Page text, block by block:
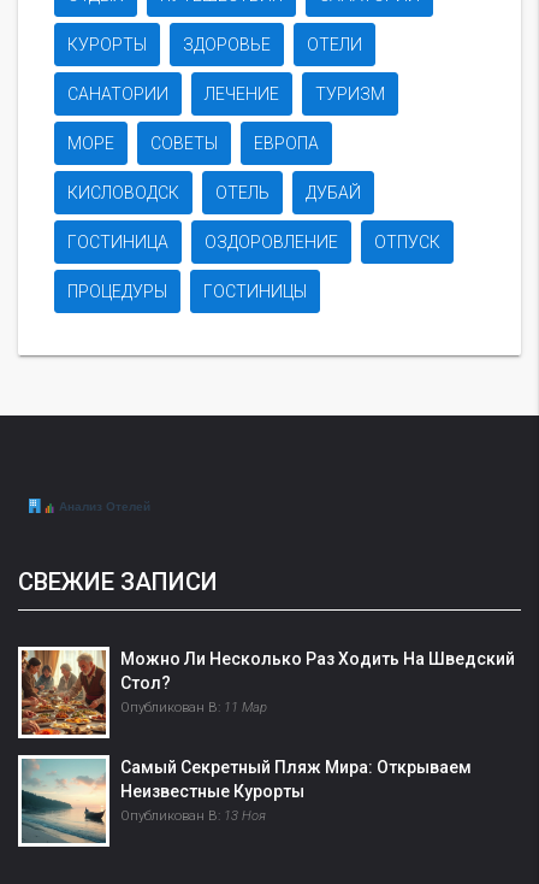
КУРОРТЫ ЗДОРОВЬЕ ОТЕЛИ
САНАТОРИИ ЛЕЧЕНИЕ ТУРИЗМ
МОРЕ СОВЕТЫ ЕВРОПА
КИСЛОВОДСК ОТЕЛЬ ДУБАЙ
ГОСТИНИЦА ОЗДОРОВЛЕНИЕ ОТПУСК
ПРОЦЕДУРЫ ГОСТИНИЦЫ
СВЕЖИЕ ЗАПИСИ
Можно Ли Несколько Раз Ходить На Шведский
Стол?
Опубликован В: 11 Мар
Самый Секретный Пляж Мира: Открываем
Неизвестные Курорты
Опубликован В: 13 Ноя